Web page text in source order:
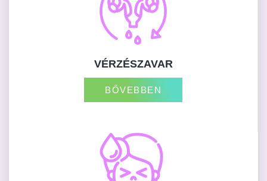
VÉRZÉSZAVAR
BŐVEBBEN